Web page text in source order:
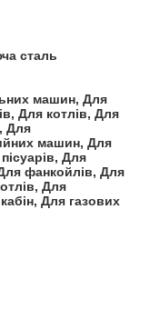
сталь
машин, Для
Для котлів, Для
Для
машин, Для
Для
Для фанкойлів, Для
Для
Для газових